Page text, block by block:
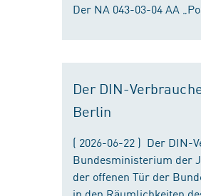
Der NA 043-03-04 AA
Der DIN-
Berlin
( 2026-06-22 ) Der DIN-
Bundesministerium der
der offenen Tür der